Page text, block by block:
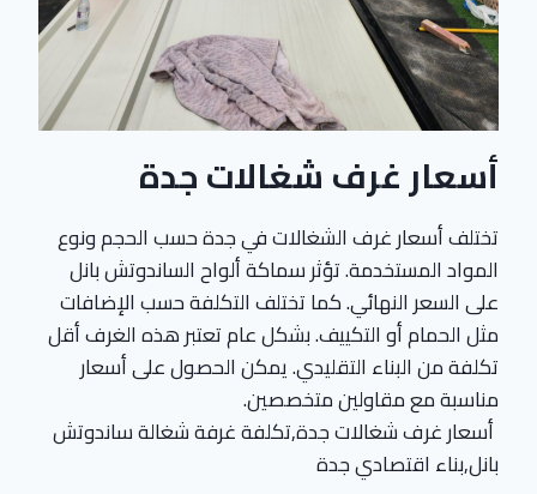
أسعار غرف شغالات جدة
تختلف أسعار غرف الشغالات في جدة حسب الحجم ونوع
المواد المستخدمة. تؤثر سماكة ألواح الساندوتش بانل
على السعر النهائي. كما تختلف التكلفة حسب الإضافات
مثل الحمام أو التكييف. بشكل عام تعتبر هذه الغرف أقل
تكلفة من البناء التقليدي. يمكن الحصول على أسعار
مناسبة مع مقاولين متخصصين.
أسعار غرف شغالات جدة,تكلفة غرفة شغالة ساندوتش
بانل,بناء اقتصادي جدة